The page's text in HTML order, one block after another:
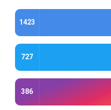
1423
727
386